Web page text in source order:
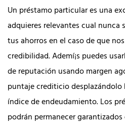
Un préstamo particular es una
adquieres relevantes cual nunca
tus ahorros en el caso de que
credibilidad. Ademí¡s puedes
de reputación usando margen
puntaje crediticio
índice de endeudamiento. Los
podrán permanecer